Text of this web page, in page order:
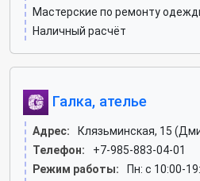
Мастерские по ремонту
Наличный расчёт
Галка, ателье
Адрес:
Клязьминская, 15
Телефон:
+7-985-883-04-01
Режим работы:
Пн: c 10:00-